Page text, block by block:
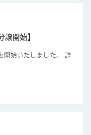
譲開始】
開始いたしました。 詳